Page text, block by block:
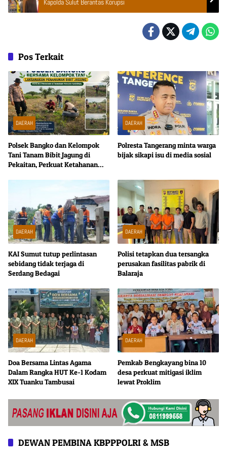
Kapolda Sulut Berantas Korupsi
Pos Terkait
DAERAH
Polsek Bangko dan Kelompok
Tani Tanam Bibit Jagung di
Pekaitan, Perkuat Ketahanan
DAERAH
Polresta Tangerang minta warga
bijak sikapi isu di media sosial
DAERAH
KAI Sumut tutup perlintasan
sebidang tidak terjaga di
Serdang Bedagai
DAERAH
Polisi tetapkan dua tersangka
perusakan fasilitas pabrik di
Balaraja
DAERAH
Doa Bersama Lintas Agama
Dalam Rangka HUT Ke-1 Kodam
XIX Tuanku Tambusai
DAERAH
Pemkab Bengkayang bina 10
desa perkuat mitigasi iklim
lewat Proklim
DEWAN PEMBINA KBPPPOLRI & MSB